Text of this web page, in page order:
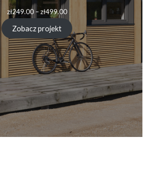
zł249.00 – zł499.00
Zobacz projekt